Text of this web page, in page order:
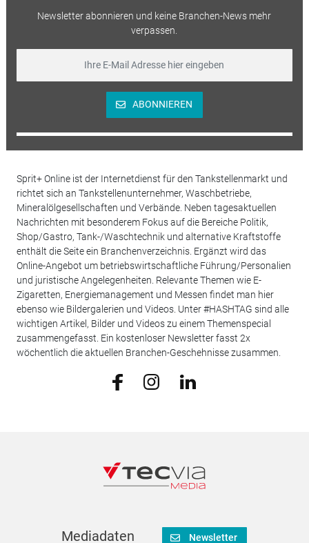
Newsletter abonnieren und keine Branchen-News mehr
verpassen.
ABONNIEREN
Sprit+ Online ist der Internetdienst für den Tankstellenmarkt und
richtet sich an Tankstellenunternehmer, Waschbetriebe,
Mineralölgesellschaften und Verbände. Neben tagesaktuellen
Nachrichten mit besonderem Fokus auf die Bereiche Politik,
Shop/Gastro, Tank-/Waschtechnik und alternative Kraftstoffe
enthält die Seite ein Branchenverzeichnis. Ergänzt wird das
Online-Angebot um betriebswirtschaftliche Führung/Personalien
und juristische Angelegenheiten. Relevante Themen wie E-
Zigaretten, Energiemanagement und Messen findet man hier
ebenso wie Bildergalerien und Videos. Unter #HASHTAG sind alle
wichtigen Artikel, Bilder und Videos zu einem Themenspecial
zusammengefasst. Ein kostenloser Newsletter fasst 2x
wöchentlich die aktuellen Branchen-Geschehnisse zusammen.
Mediadaten Newsletter